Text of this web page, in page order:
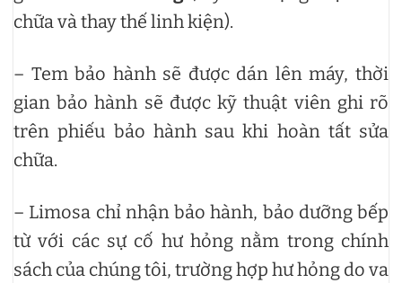
chữa và thay thế linh kiện).
– Tem bảo hành sẽ được dán lên máy, thời
gian bảo hành sẽ được kỹ thuật viên ghi rõ
trên phiếu bảo hành sau khi hoàn tất sửa
chữa.
– Limosa chỉ nhận bảo hành, bảo dưỡng bếp
từ với các sự cố hư hỏng nằm trong chính
sách của chúng tôi, trường hợp hư hỏng do va